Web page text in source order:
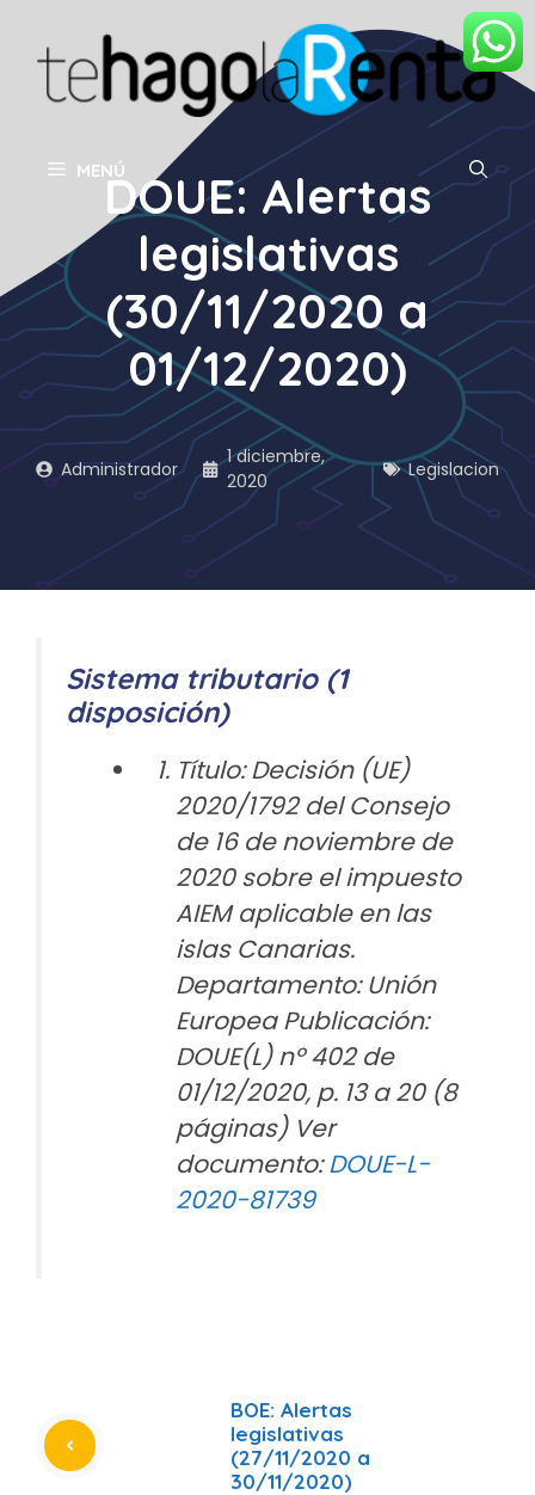
contenido
MENÚDOUE: Alertas
legislativas
(30/11/2020 a
01/12/2020)
Administrador
1 diciembre,
2020
Legislacion
Sistema tributario (1
disposición)
Título: Decisión (UE)
2020/1792 del Consejo
de 16 de noviembre de
2020 sobre el impuesto
AIEM aplicable en las
islas Canarias.
Departamento: Unión
Europea Publicación:
DOUE(L) nº 402 de
01/12/2020, p. 13 a 20 (8
páginas) Ver
documento:DOUE-L-
2020-81739
BOE: Alertas
legislativas
(27/11/2020 a
30/11/2020)